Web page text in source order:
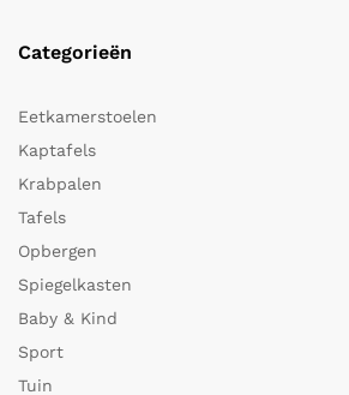
Categorieën
Eetkamerstoelen
Kaptafels
Krabpalen
Tafels
Opbergen
Spiegelkasten
Baby & Kind
Sport
Tuin